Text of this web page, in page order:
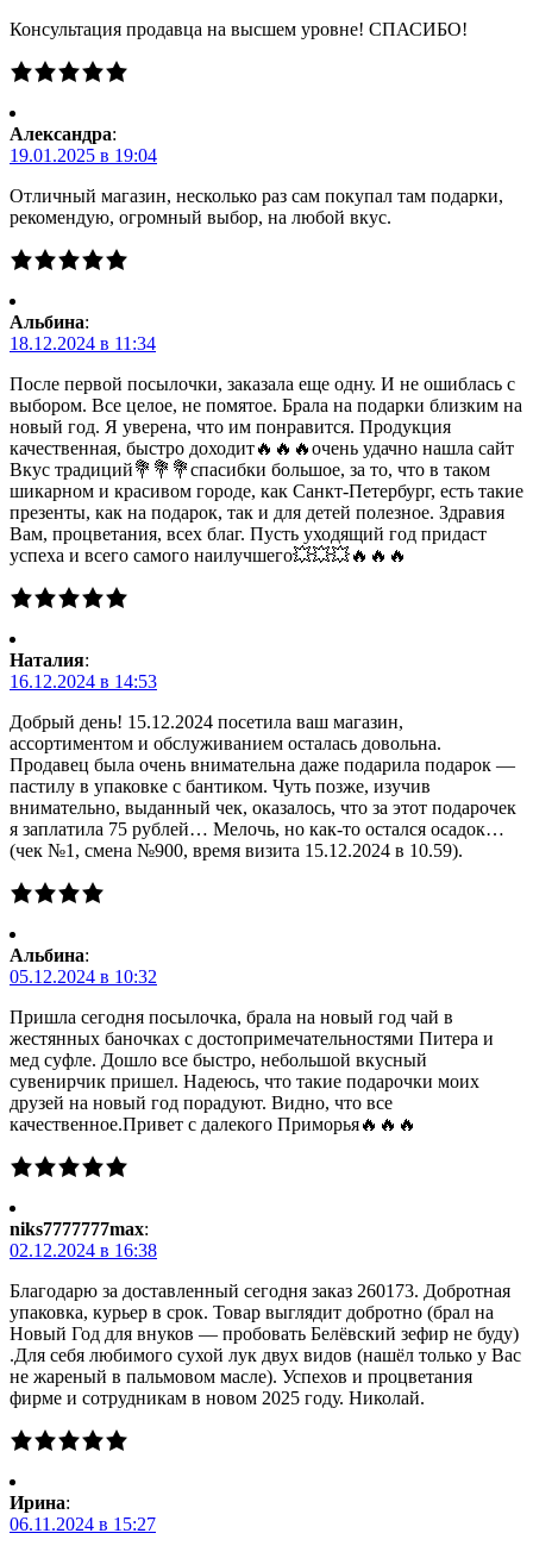
Консультация продавца на высшем уровне! СПАСИБО!
Александра:
19.01.2025 в 19:04
Отличный магазин, несколько раз сам покупал там подарки,
рекомендую, огромный выбор, на любой вкус.
Альбина:
18.12.2024 в 11:34
После первой посылочки, заказала еще одну. И не ошиблась с
выбором. Все целое, не помятое. Брала на подарки близким на
новый год. Я уверена, что им понравится. Продукция
качественная, быстро доходит🔥🔥🔥очень удачно нашла сайт
Вкус традиций💐💐💐спасибки большое, за то, что в таком
шикарном и красивом городе, как Санкт-Петербург, есть такие
презенты, как на подарок, так и для детей полезное. Здравия
Вам, процветания, всех благ. Пусть уходящий год придаст
успеха и всего самого наилучшего💥💥💥🔥🔥🔥
Наталия:
16.12.2024 в 14:53
Добрый день! 15.12.2024 посетила ваш магазин,
ассортиментом и обслуживанием осталась довольна.
Продавец была очень внимательна даже подарила подарок —
пастилу в упаковке с бантиком. Чуть позже, изучив
внимательно, выданный чек, оказалось, что за этот подарочек
я заплатила 75 рублей… Мелочь, но как-то остался осадок…
(чек №1, смена №900, время визита 15.12.2024 в 10.59).
Альбина:
05.12.2024 в 10:32
Пришла сегодня посылочка, брала на новый год чай в
жестянных баночках с достопримечательностями Питера и
мед суфле. Дошло все быстро, небольшой вкусный
сувенирчик пришел. Надеюсь, что такие подарочки моих
друзей на новый год порадуют. Видно, что все
качественное.Привет с далекого Приморья🔥🔥🔥
niks7777777max:
02.12.2024 в 16:38
Благодарю за доставленный сегодня заказ 260173. Добротная
упаковка, курьер в срок. Товар выглядит добротно (брал на
Новый Год для внуков — пробовать Белёвский зефир не буду)
.Для себя любимого сухой лук двух видов (нашёл только у Вас
не жареный в пальмовом масле). Успехов и процветания
фирме и сотрудникам в новом 2025 году. Николай.
Ирина:
06.11.2024 в 15:27